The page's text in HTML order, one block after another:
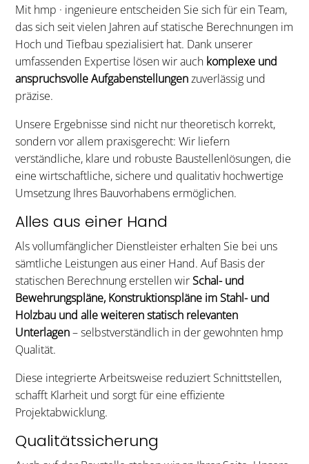
Mit hmp · ingenieure entscheiden Sie sich für ein Team,
das sich seit vielen Jahren auf statische Berechnungen im
Hoch und Tiefbau spezialisiert hat. Dank unserer
umfassenden Expertise lösen wir auch komplexe und
anspruchsvolle Aufgabenstellungenzuverlässig und
präzise.
Unsere Ergebnisse sind nicht nur theoretisch korrekt,
sondern vor allem praxisgerecht: Wir liefern
verständliche, klare und robuste Baustellenlösungen, die
eine wirtschaftliche, sichere und qualitativ hochwertige
Umsetzung Ihres Bauvorhabens ermöglichen.
Alles aus einer Hand
Als vollumfänglicher Dienstleister erhalten Sie bei uns
sämtliche Leistungen aus einer Hand. Auf Basis der
statischen Berechnung erstellen wirSchal- und
Bewehrungspläne, Konstruktionspläne im Stahl- und
Holzbau und alle weiteren statisch relevanten
Unterlagen– selbstverständlich in der gewohnten hmp
Qualität.
Diese integrierte Arbeitsweise reduziert Schnittstellen,
schafft Klarheit und sorgt für eine effiziente
Projektabwicklung.
Qualitätssicherung